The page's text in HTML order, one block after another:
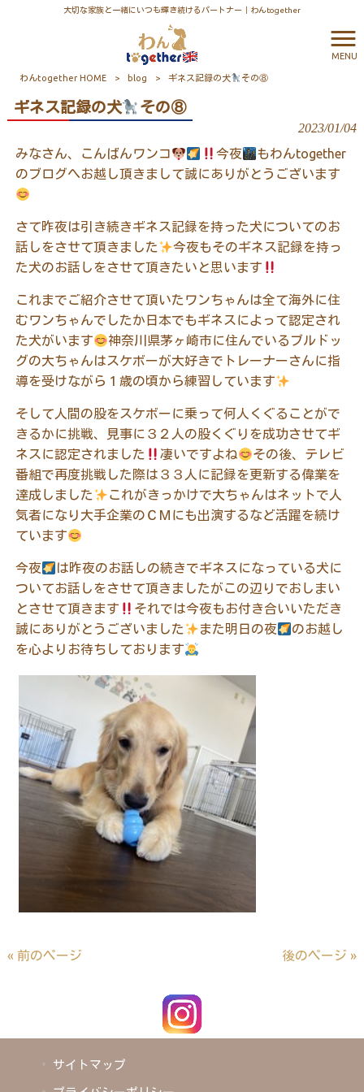
大切な家族と一緒にいつも輝き続けるパートナー｜わんtogether
MENU
わんtogether HOME > blog > ギネス記録の犬 その⑧
ギネス記録の犬 その⑧
2023/01/04
みなさん、こんばんワンコ 今夜 もわんtogether
のブログへお越し頂きまして誠にありがとうございます
さて昨夜は引き続きギネス記録を持った犬についてのお
話しをさせて頂きました
今夜もそのギネス記録を持っ
た犬のお話しをさせて頂きたいと思います
これまでご紹介させて頂いたワンちゃんは全て海外に住
むワンちゃんでしたか日本でもギネスによって認定され
た犬がいます
神奈川県茅ヶ崎市に住んでいるブルドッ
グの大ちゃんはスケボーが大好きでトレーナーさんに指
導を受けながら１歳の頃から練習しています
そして人間の股をスケボーに乗って何人くぐることがで
きるかに挑戦、見事に３２人の股くぐりを成功させてギ
ネスに認定されました
凄いですよね
その後、テレビ
番組で再度挑戦した際は３３人に記録を更新する偉業を
達成しました
これがきっかけで大ちゃんはネットで人
気者になり大手企業のＣＭにも出演するなど活躍を続け
ています
今夜
は昨夜のお話しの続きでギネスになっている犬に
ついてお話しをさせて頂きましたがこの辺りでおしまい
とさせて頂きます
それでは今夜もお付き合いいただき
誠にありがとうございました
また明日の夜
のお越し
を心よりお待ちしております
« 前のページ 後のページ »
サイトマップ